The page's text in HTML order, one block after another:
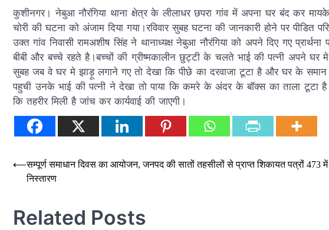
कुशीनगर। नेबुआ नौरंगिया थाना क्षेत्र के लीलाधर छपरा गांव में अपना घर बंद कर
चोरी की घटना को अंजाम दिया गया।रविवार सुबह घटना की जानकारी होने पर पीडित
उक्त गांव निवासी रामअशीष सिंह ने थानाध्यक्ष नेबुआ नौरंगिया को अपने दिए गए
बीबी और बच्चे रहते है।बच्चों की ग्रीष्मकालीन छुट्टी के चलते भाई की पत्नी अपने घर
सुबह जब वे घर मे झाड़ू लगाने गए तो देखा कि पीछे का दरवाजा टूटा है और घर के
पहुची उनके भाई की पत्नी ने देखा तो पाया कि कमरे के अंदर के बॉक्स का ताला
कि तहरीर मिली है जांच कर कार्यवाई की जाएगी।
Post
navigation
⟵सम्पूर्ण समाधान दिवस का आयोजन, जनपद की सातों तहसीलों से प्राप्त शिकायत पत्रों 473
निस्तारण
Related Posts